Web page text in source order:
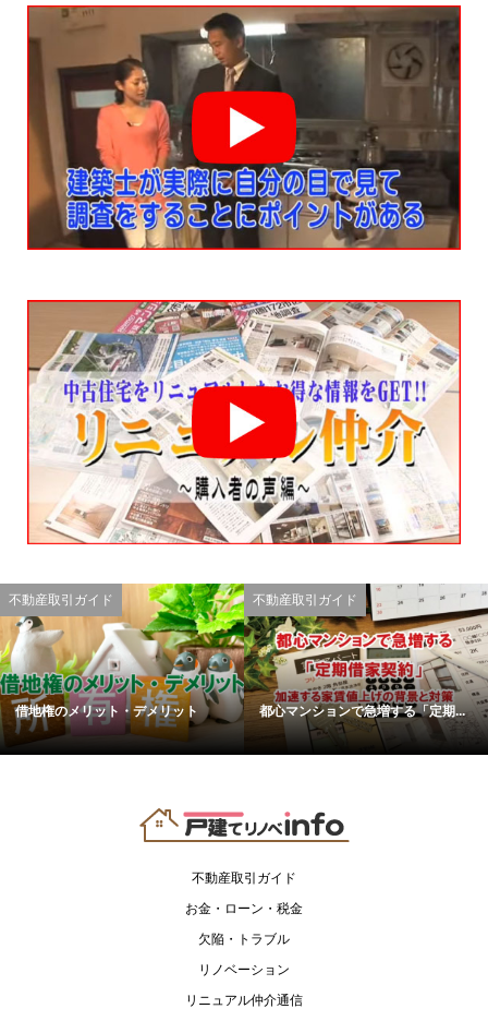
不動産取引ガイド
借地権のメリット・デメリット
不動産取引ガイド
都心マンションで急増する「定期...
不動産取引ガイド
お金・ローン・税金
欠陥・トラブル
リノベーション
リニュアル仲介通信